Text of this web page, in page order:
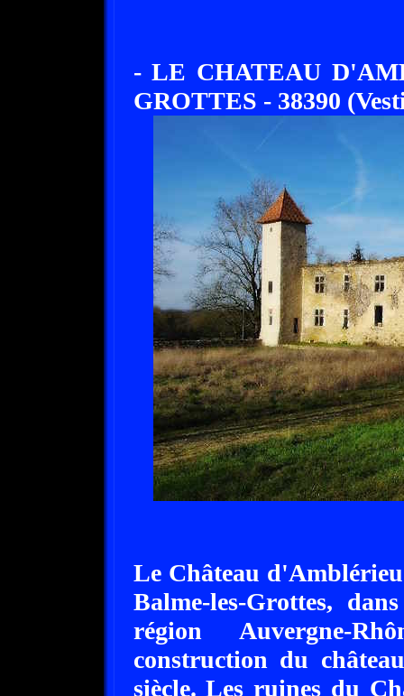
- LE CHATEAU
GROTTES - 38390
Le Château
Balme-les-Grottes,
région Auvergne-
construction du
siècle. Les ruines du